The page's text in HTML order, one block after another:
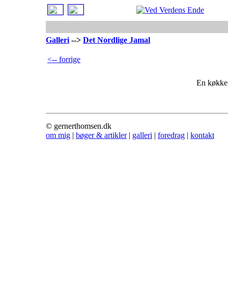
Galleri --> Det Nordlige Jamal
<-- forrige
En
© gernerthomsen.dk
om mig | bøger & artikler| galleri | foredrag | kontakt